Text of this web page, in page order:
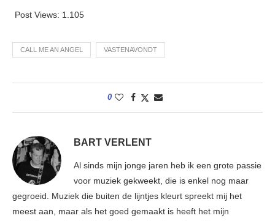
Post Views: 1.105
CALL ME AN ANGEL VASTENAVONDT
0
BART VERLENT
Al sinds mijn jonge jaren heb ik een grote passie
voor muziek gekweekt, die is enkel nog maar
gegroeid. Muziek die buiten de lijntjes kleurt spreekt mij het
meest aan, maar als het goed gemaakt is heeft het mijn